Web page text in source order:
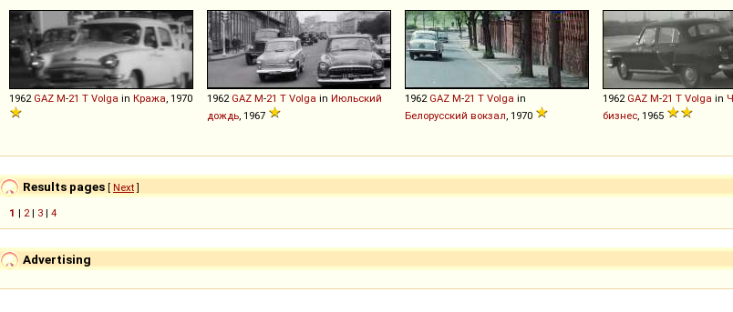
1962 GAZ M-21 T Volga in Кража , 1970 1962 GAZ M-21 T Volga in Июльский
дождь , 1967
1962 GAZ M-21 T Volga in
Белорусский вокзал , 1970
1962 GAZ M-21 T Volga in
бизнес , 1965
Results pages [ Next]
1 | 2 | 3 | 4
Advertising